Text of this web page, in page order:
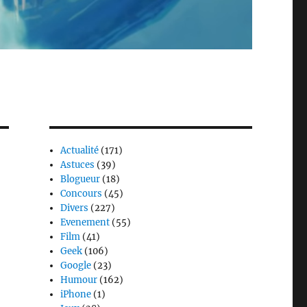
Actualité (171)
Astuces (39)
Blogueur (18)
Concours (45)
Divers (227)
Evenement (55)
Film (41)
Geek (106)
Google (23)
Humour (162)
iPhone (1)